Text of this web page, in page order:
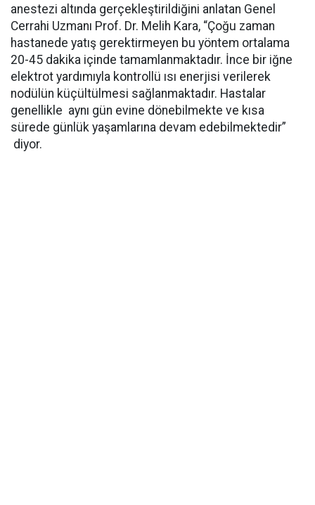
anestezi altında gerçekleştirildiğini anlatan Genel
Cerrahi Uzmanı Prof. Dr. Melih Kara, “Çoğu zaman
hastanede yatış gerektirmeyen bu yöntem ortalama
20-45 dakika içinde tamamlanmaktadır. İnce bir iğne
elektrot yardımıyla kontrollü ısı enerjisi verilerek
nodülün küçültülmesi sağlanmaktadır. Hastalar
genellikle aynı gün evine dönebilmekte ve kısa
sürede günlük yaşamlarına devam edebilmektedir”
diyor.